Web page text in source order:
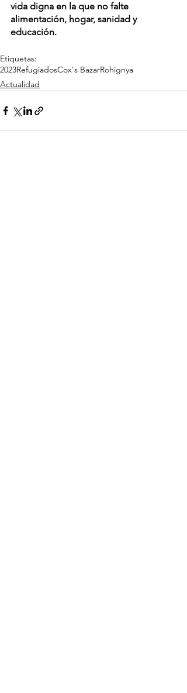
vida digna en la que no falte
alimentación, hogar, sanidad y
educación.
Etiquetas:
2023RefugiadosCox's BazarRohignya
Actualidad